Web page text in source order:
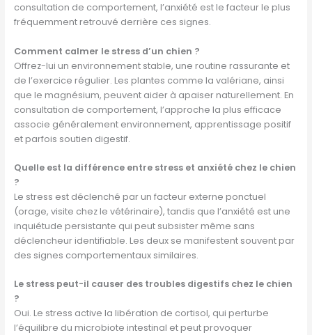
consultation de comportement, l’anxiété est le facteur le plus
fréquemment retrouvé derrière ces signes.
Comment calmer le stress d’un chien ?
Offrez-lui un environnement stable, une routine rassurante et
de l’exercice régulier. Les plantes comme la valériane, ainsi
que le magnésium, peuvent aider à apaiser naturellement. En
consultation de comportement, l’approche la plus efficace
associe généralement environnement, apprentissage positif
et parfois soutien digestif.
Quelle est la différence entre stress et anxiété chez le chien
?
Le stress est déclenché par un facteur externe ponctuel
(orage, visite chez le vétérinaire), tandis que l’anxiété est une
inquiétude persistante qui peut subsister même sans
déclencheur identifiable. Les deux se manifestent souvent par
des signes comportementaux similaires.
Le stress peut-il causer des troubles digestifs chez le chien
?
Oui. Le stress active la libération de cortisol, qui perturbe
l’équilibre du microbiote intestinal et peut provoquer